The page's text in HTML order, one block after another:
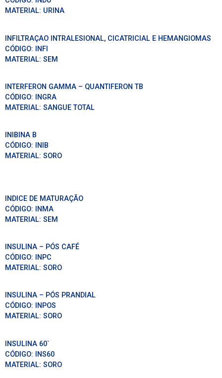
MATERIAL: URINA
INFILTRAÇAO INTRALESIONAL, CICATRICIAL E HEMANGIOMAS
CÓDIGO:
INFI
MATERIAL: SEM
INTERFERON GAMMA – QUANTIFERON TB
CÓDIGO:
INGRA
MATERIAL: SANGUE TOTAL
INIBINA B
CÓDIGO:
INIB
MATERIAL: SORO
INDICE DE MATURAÇÃO
CÓDIGO:
INMA
MATERIAL: SEM
INSULINA – PÓS CAFÉ
CÓDIGO:
INPC
MATERIAL: SORO
INSULINA – PÓS PRANDIAL
CÓDIGO: INPOS
MATERIAL: SORO
INSULINA 60`
CÓDIGO:
INS60
MATERIAL: SORO